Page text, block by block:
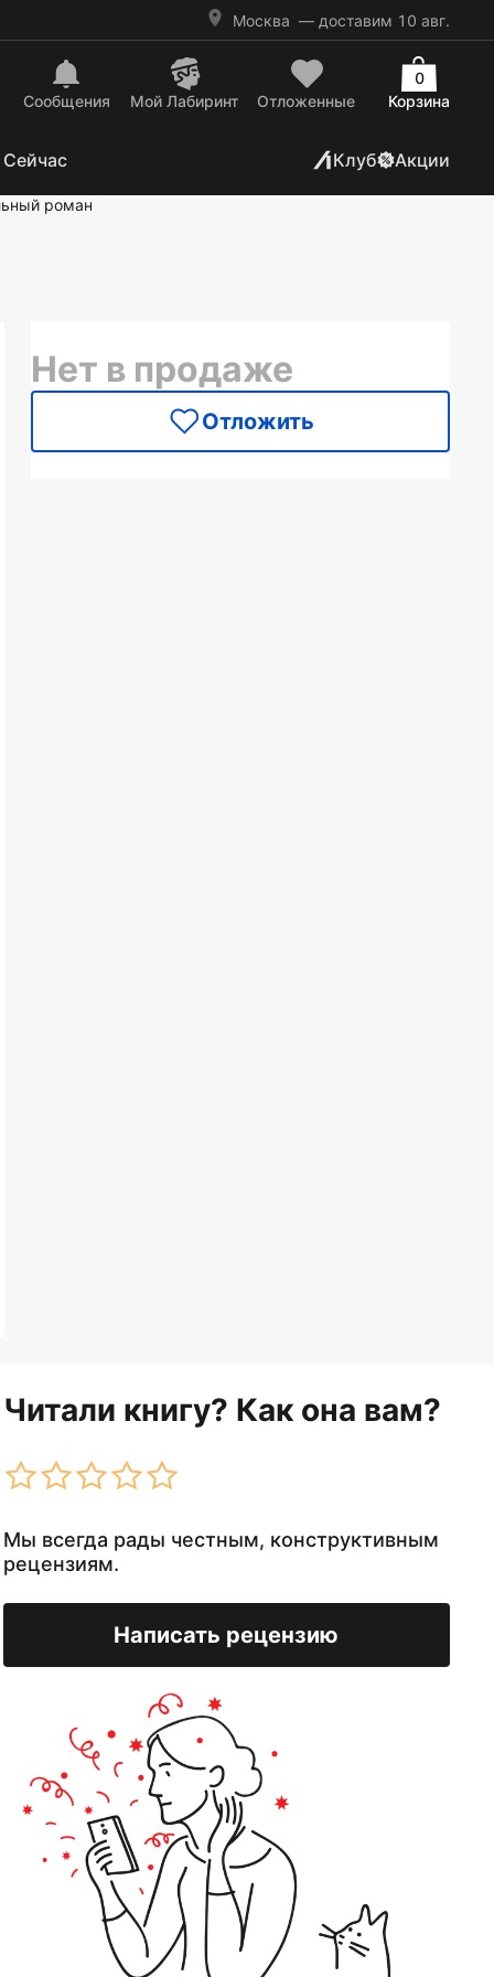
Москва — доставим 10 авг.
Сообщения Mой Лабиринт Отложенные Корзина
0
Клуб Акции
роман
Нет в продаже
Отложить
Читали книгу? Как она вам?
Мы всегда рады честным, конструктивным
рецензиям.
Написать рецензию